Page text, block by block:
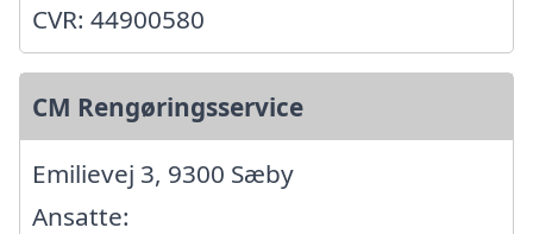
CVR: 44900580
CM Rengøringsservice
Emilievej 3, 9300 Sæby
Ansatte: